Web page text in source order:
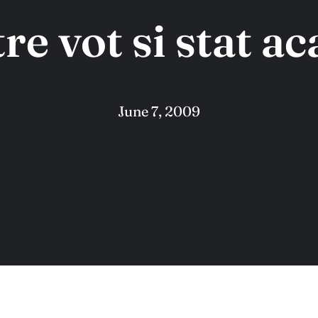
vot si stat
June 7, 2009